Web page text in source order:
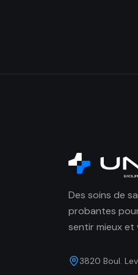
Des soins de
probantes
sentir mieux et
3820 Boul.